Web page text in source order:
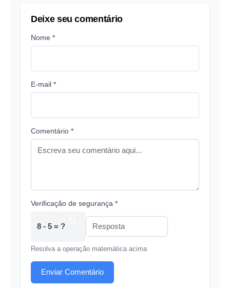
Deixe seu comentário
Nome *
E-mail *
Comentário *
Verificação de segurança *
8 - 5 = ?
Resolva a operação matemática acima
Enviar Comentário